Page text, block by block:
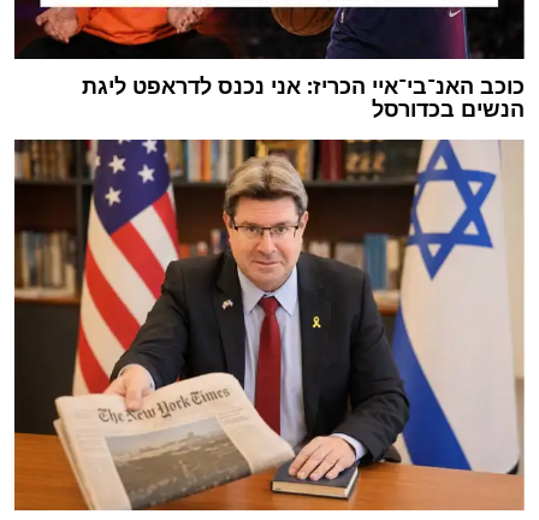
כוכב האנ־בי־איי הכריז: אני נכנס לדראפט ליגת
הנשים בכדורסל